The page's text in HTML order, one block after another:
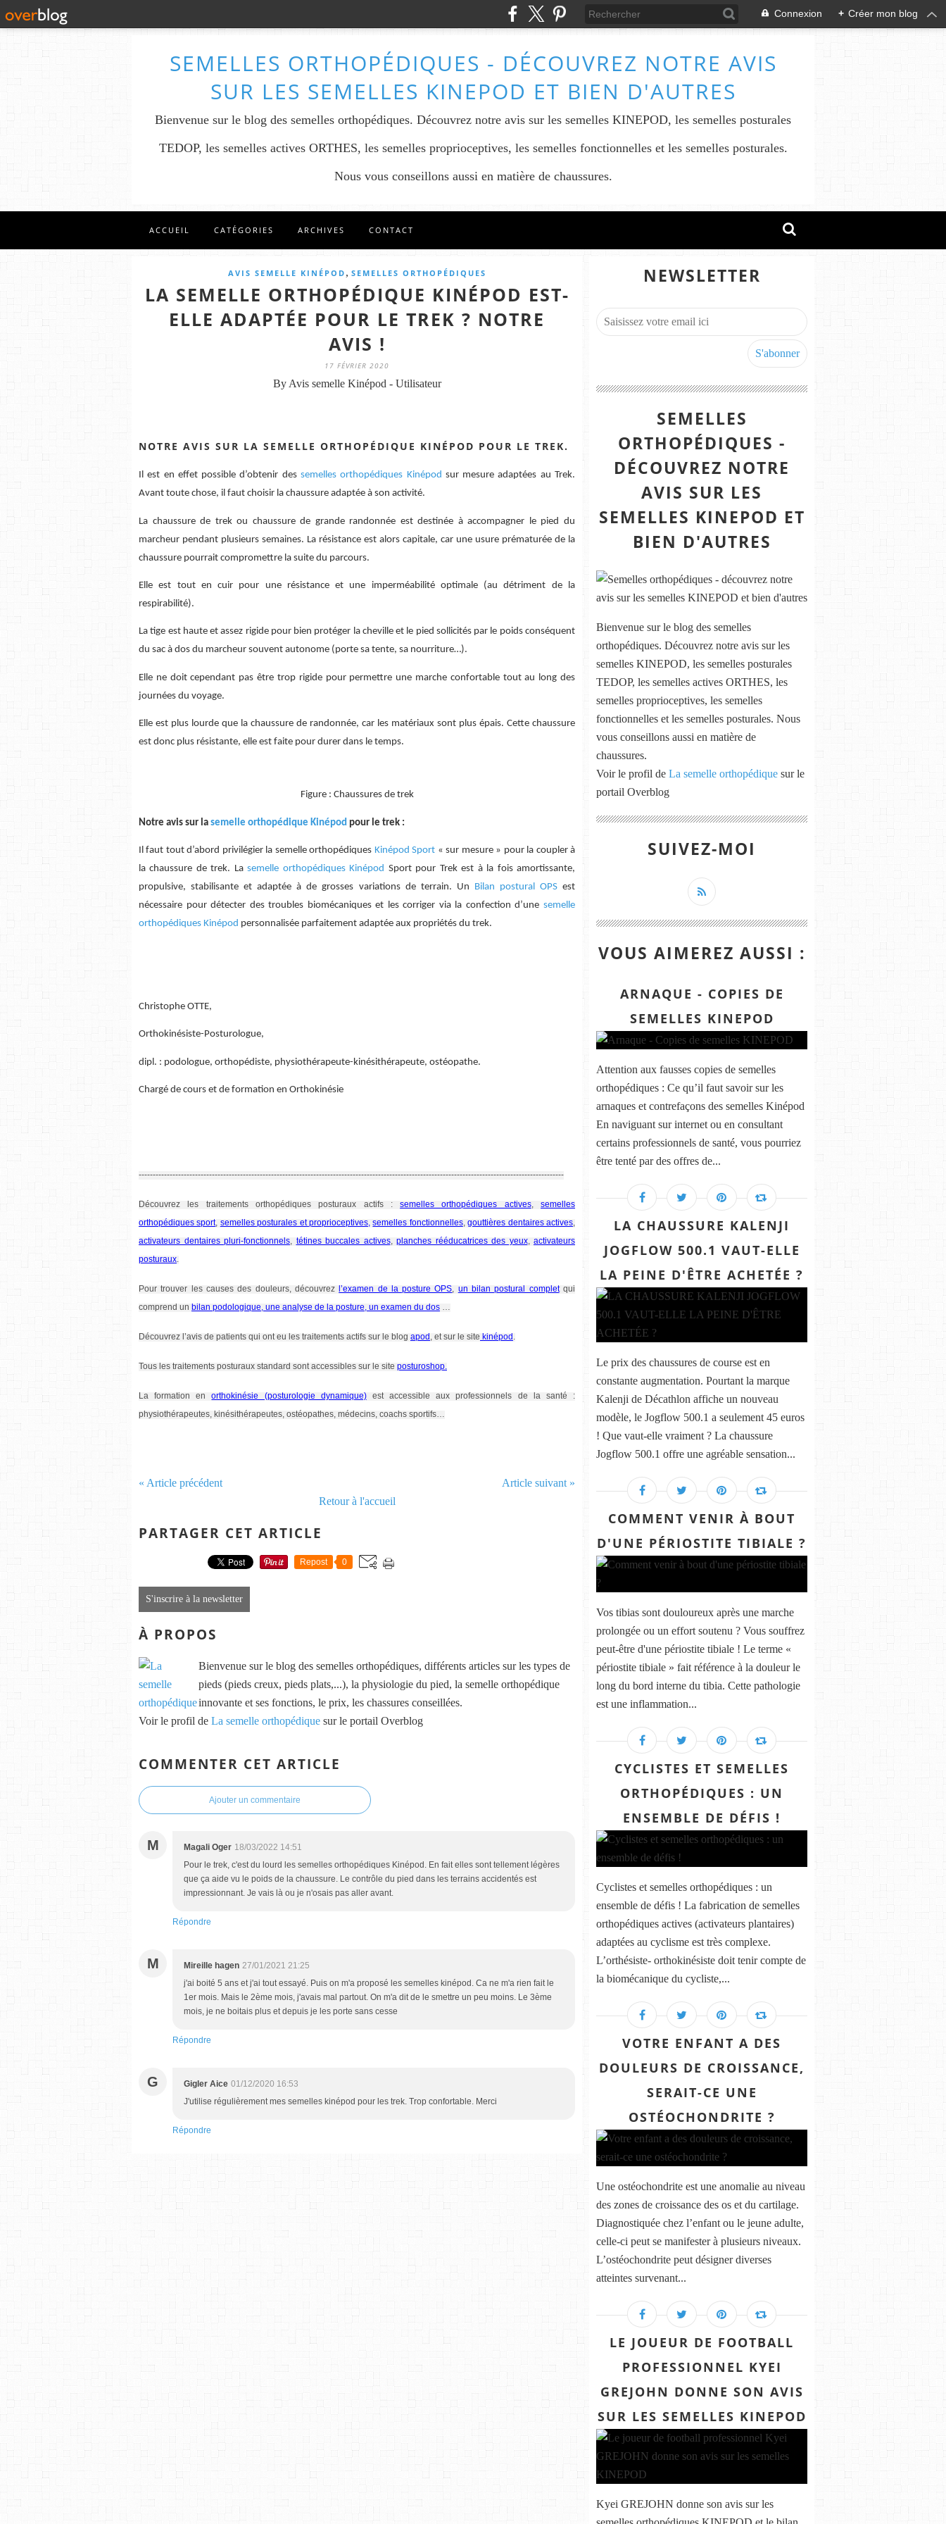
Connexion + Créer mon blog
SEMELLES ORTHOPÉDIQUES - DÉCOUVREZ NOTRE AVIS
SUR LES SEMELLES KINEPOD ET BIEN D'AUTRES
Bienvenue sur le blog des semelles orthopédiques. Découvrez notre avis sur les semelles KINEPOD, les semelles posturales
TEDOP, les semelles actives ORTHES, les semelles proprioceptives, les semelles fonctionnelles et les semelles posturales.
Nous vous conseillons aussi en matière de chaussures.
ACCUEIL CATÉGORIES ARCHIVES CONTACT
AVIS SEMELLE KINÉPOD , SEMELLES ORTHOPÉDIQUES
LA SEMELLE ORTHOPÉDIQUE KINÉPOD EST-
ELLE ADAPTÉE POUR LE TREK ? NOTRE
AVIS !
17 FÉVRIER 2020
By Avis semelle Kinépod - Utilisateur
NOTRE AVIS SUR LA SEMELLE ORTHOPÉDIQUE KINÉPOD POUR LE TREK.
Il est en effet possible d’obtenir des semelles orthopédiques Kinépod sur mesure adaptées au Trek.
Avant toute chose, il faut choisir la chaussure adaptée à son activité.
La chaussure de trek ou chaussure de grande randonnée est destinée à accompagner le pied du
marcheur pendant plusieurs semaines. La résistance est alors capitale, car une usure prématurée de la
chaussure pourrait compromettre la suite du parcours.
Elle est tout en cuir pour une résistance et une imperméabilité optimale (au détriment de la
respirabilité).
La tige est haute et assez rigide pour bien protéger la cheville et le pied sollicités par le poids conséquent
du sac à dos du marcheur souvent autonome (porte sa tente, sa nourriture…).
Elle ne doit cependant pas être trop rigide pour permettre une marche confortable tout au long des
journées du voyage.
Elle est plus lourde que la chaussure de randonnée, car les matériaux sont plus épais. Cette chaussure
est donc plus résistante, elle est faite pour durer dans le temps.
Figure : Chaussures de trek
Notre avis sur la semelle orthopédique Kinépod pour le trek :
Il faut tout d’abord privilégier la semelle orthopédiques Kinépod Sport « sur mesure » pour la coupler à
la chaussure de trek. Lasemelle orthopédiques Kinépod Sport pour Trek est à la fois amortissante,
propulsive, stabilisante et adaptée à de grosses variations de terrain. Un
Bilan postural OPSest
nécessaire pour détecter des troubles biomécaniques et les corriger via la confection d’une semelle
orthopédiques Kinépod personnalisée parfaitement adaptée aux propriétés du trek.
Christophe OTTE,
Orthokinésiste-Posturologue,
dipl. : podologue, orthopédiste, physiothérapeute-kinésithérapeute, ostéopathe.
Chargé de cours et de formation en Orthokinésie
-------------------------------------------------------------------------------------------------------------------------------------------------------
Découvrez les traitements orthopédiques posturaux actifs :semelles orthopédiques actives,semelles
orthopédiques sport, semelles posturales et proprioceptives, semelles fonctionnelles,gouttières dentaires actives
activateurs dentaires pluri-fonctionnels
tétines buccales actives, planches rééducatrices des yeux, activateurs
posturaux
Pour trouver les causes des douleurs, découvrezl’examen de la posture OPS un bilan postural completqui
comprend un bilan podologique, une analyse de la posture, un examen du dos
Découvrez l’avis de patients qui ont eu les traitements actifs sur le blog apod , et sur le site kinépod
Tous les traitements posturaux standard sont accessibles sur le site posturoshop.
La formation enorthokinésie (posturologie dynamique)est accessible aux professionnels de la santé :
physiothérapeutes, kinésithérapeutes, ostéopathes, médecins, coachs sportifs…
« Article précédent
Article suivant »
Retour à l'accueil
PARTAGER CET ARTICLE
Repost 0
S'inscrire à la newsletter
À PROPOS
Bienvenue sur le blog des semelles orthopédiques, différents articles sur les types de
pieds (pieds creux, pieds plats,...), la physiologie du pied, la semelle orthopédique
innovante et ses fonctions, le prix, les chassures conseillées.
Voir le profil de La semelle orthopédique sur le portail Overblog
COMMENTER CET ARTICLE
Ajouter un commentaire
M Magali Oger 18/03/2022 14:51
Pour le trek, c'est du lourd les semelles orthopédiques Kinépod. En fait elles sont tellement légères
que ça aide vu le poids de la chaussure. Le contrôle du pied dans les terrains accidentés est
impressionnant. Je vais là ou je n'osais pas aller avant.
Répondre
M Mireille hagen 27/01/2021 21:25
j'ai boité 5 ans et j'ai tout essayé. Puis on m'a proposé les semelles kinépod. Ca ne m'a rien fait le
1er mois. Mais le 2ème mois, j'avais mal partout. On m'a dit de le smettre un peu moins. Le 3ème
mois, je ne boitais plus et depuis je les porte sans cesse
Répondre
G Gigler Aice 01/12/2020 16:53
J'utilise régulièrement mes semelles kinépod pour les trek. Trop confortable. Merci
Répondre
NEWSLETTER
SEMELLES
ORTHOPÉDIQUES -
DÉCOUVREZ NOTRE
AVIS SUR LES
SEMELLES KINEPOD ET
BIEN D'AUTRES
Bienvenue sur le blog des semelles
orthopédiques. Découvrez notre avis sur les
semelles KINEPOD, les semelles posturales
TEDOP, les semelles actives ORTHES, les
semelles proprioceptives, les semelles
fonctionnelles et les semelles posturales. Nous
vous conseillons aussi en matière de
chaussures.
Voir le profil de La semelle orthopédique sur le
portail Overblog
SUIVEZ-MOI
VOUS AIMEREZ AUSSI :
ARNAQUE - COPIES DE
SEMELLES KINEPOD
Attention aux fausses copies de semelles
orthopédiques : Ce qu’il faut savoir sur les
arnaques et contrefaçons des semelles Kinépod
En naviguant sur internet ou en consultant
certains professionnels de santé, vous pourriez
être tenté par des offres de...
LA CHAUSSURE KALENJI
JOGFLOW 500.1 VAUT-ELLE
LA PEINE D'ÊTRE ACHETÉE ?
Le prix des chaussures de course est en
constante augmentation. Pourtant la marque
Kalenji de Décathlon affiche un nouveau
modèle, le Jogflow 500.1 a seulement 45 euros
! Que vaut-elle vraiment ? La chaussure
Jogflow 500.1 offre une agréable sensation...
COMMENT VENIR À BOUT
D'UNE PÉRIOSTITE TIBIALE ?
Vos tibias sont douloureux après une marche
prolongée ou un effort soutenu ? Vous souffrez
peut-être d'une périostite tibiale ! Le terme «
périostite tibiale » fait référence à la douleur le
long du bord interne du tibia. Cette pathologie
est une inflammation...
CYCLISTES ET SEMELLES
ORTHOPÉDIQUES : UN
ENSEMBLE DE DÉFIS !
Cyclistes et semelles orthopédiques : un
ensemble de défis ! La fabrication de semelles
orthopédiques actives (activateurs plantaires)
adaptées au cyclisme est très complexe.
L’orthésiste- orthokinésiste doit tenir compte de
la biomécanique du cycliste,...
VOTRE ENFANT A DES
DOULEURS DE CROISSANCE,
SERAIT-CE UNE
OSTÉOCHONDRITE ?
Une ostéochondrite est une anomalie au niveau
des zones de croissance des os et du cartilage.
Diagnostiquée chez l’enfant ou le jeune adulte,
celle-ci peut se manifester à plusieurs niveaux.
L’ostéochondrite peut désigner diverses
atteintes survenant...
LE JOUEUR DE FOOTBALL
PROFESSIONNEL KYEI
GREJOHN DONNE SON AVIS
SUR LES SEMELLES KINEPOD
Kyei GREJOHN donne son avis sur les